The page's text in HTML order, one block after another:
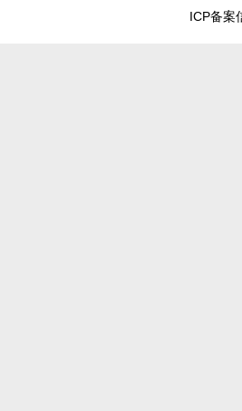
ICP备案